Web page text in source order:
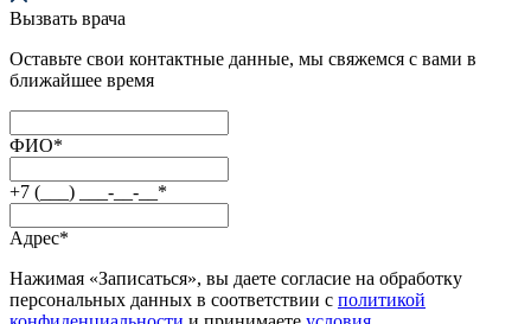
Вызвать врача
Оставьте свои контактные данные, мы свяжемся с вами в
ближайшее время
ФИО*
+7 (___) ___-__-__ *
Адрес*
Нажимая «Записаться», вы даете согласие на обработку
персональных данных в соответствии с политикой